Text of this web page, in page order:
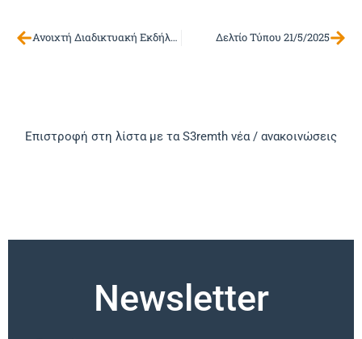
Ανοιχτή Διαδικτυακή Εκδήλωση ΕΦΕΠΑΕ Δελτίο Τύπου 21/5/2025
Επιστροφή στη λίστα με τα S3remth νέα / ανακοινώσεις
Newsletter